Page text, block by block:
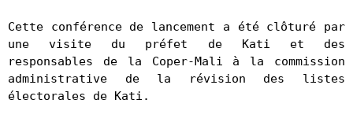
Cette conférence de lancement a été clôturé par
une visite du préfet de Kati et des
responsables de la Coper-Mali à la commission
administrative de la révision des listes
électorales de Kati.